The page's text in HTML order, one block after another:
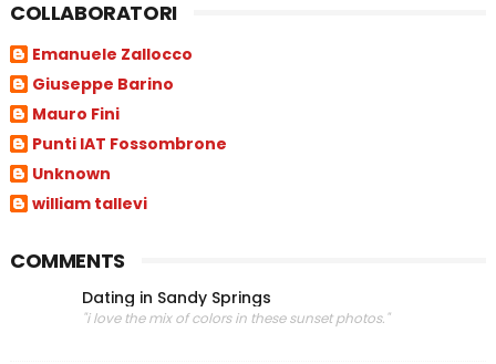
COLLABORATORI
Emanuele Zallocco
Giuseppe Barino
Mauro Fini
Punti IAT Fossombrone
Unknown
william tallevi
COMMENTS
Dating in Sandy Springs
"i love the mix of colors in these sunset photos."